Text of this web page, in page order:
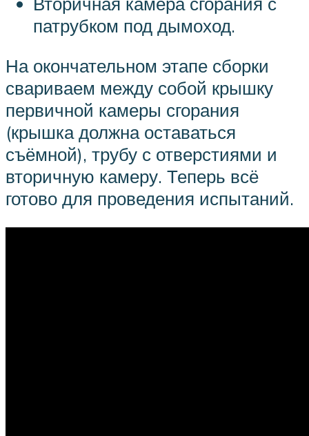
патрубком под дымоход.
На окончательном этапе сборки
свариваем между собой крышку
первичной камеры сгорания
(крышка должна оставаться
съёмной), трубу с отверстиями и
вторичную камеру. Теперь всё
готово для проведения испытаний.